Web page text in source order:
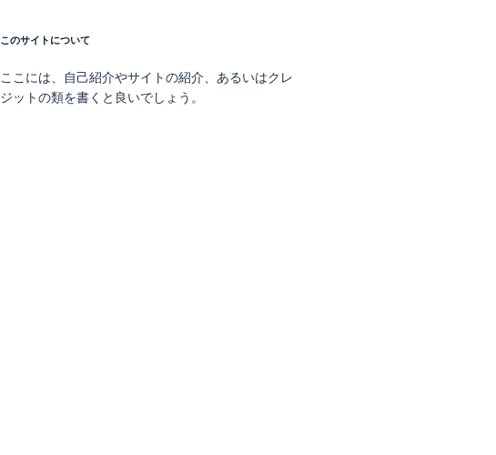
このサイトについて
ここには、自己紹介やサイトの紹介、あるいはクレ
ジットの類を書くと良いでしょう。